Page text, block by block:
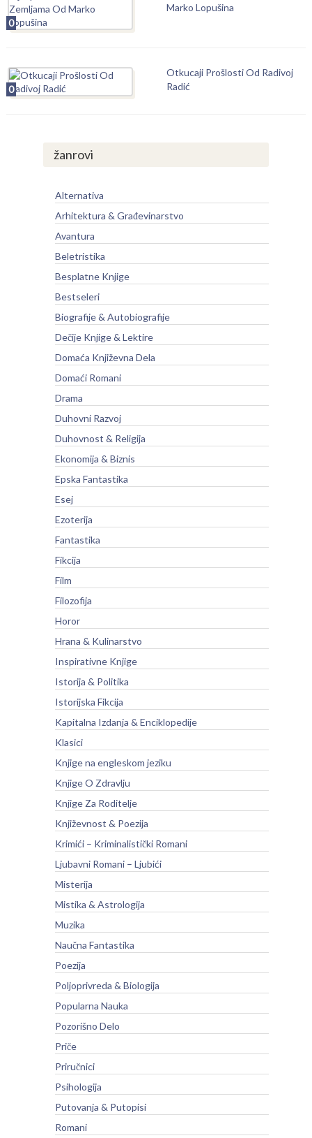
0
Marko Lopušina
0
Otkucaji Prošlosti Od Radivoj
Radić
žanrovi
Alternativa
Arhitektura & Građevinarstvo
Avantura
Beletristika
Besplatne Knjige
Bestseleri
Biografije & Autobiografije
Dečije Knjige & Lektire
Domaća Književna Dela
Domaći Romani
Drama
Duhovni Razvoj
Duhovnost & Religija
Ekonomija & Biznis
Epska Fantastika
Esej
Ezoterija
Fantastika
Fikcija
Film
Filozofija
Horor
Hrana & Kulinarstvo
Inspirativne Knjige
Istorija & Politika
Istorijska Fikcija
Kapitalna Izdanja & Enciklopedije
Klasici
Knjige na engleskom jeziku
Knjige O Zdravlju
Knjige Za Roditelje
Književnost & Poezija
Krimići – Kriminalistički Romani
Ljubavni Romani – Ljubići
Misterija
Mistika & Astrologija
Muzika
Naučna Fantastika
Poezija
Poljoprivreda & Biologija
Popularna Nauka
Pozorišno Delo
Priče
Priručnici
Psihologija
Putovanja & Putopisi
Romani